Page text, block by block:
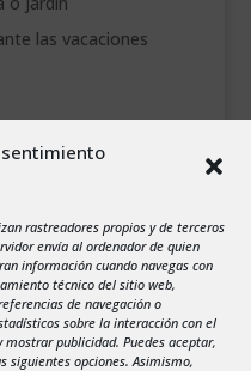
rastreadores propios y de terceros
envía al ordenador de quien
información cuando navegas con
técnico del sitio web,
de navegación o
sobre la interacción con el
publicidad. Puedes aceptar,
siguientes opciones. Asimismo,
las vacaciones
V S
7 8
9
14 15
16
21 22
23
28 29
30